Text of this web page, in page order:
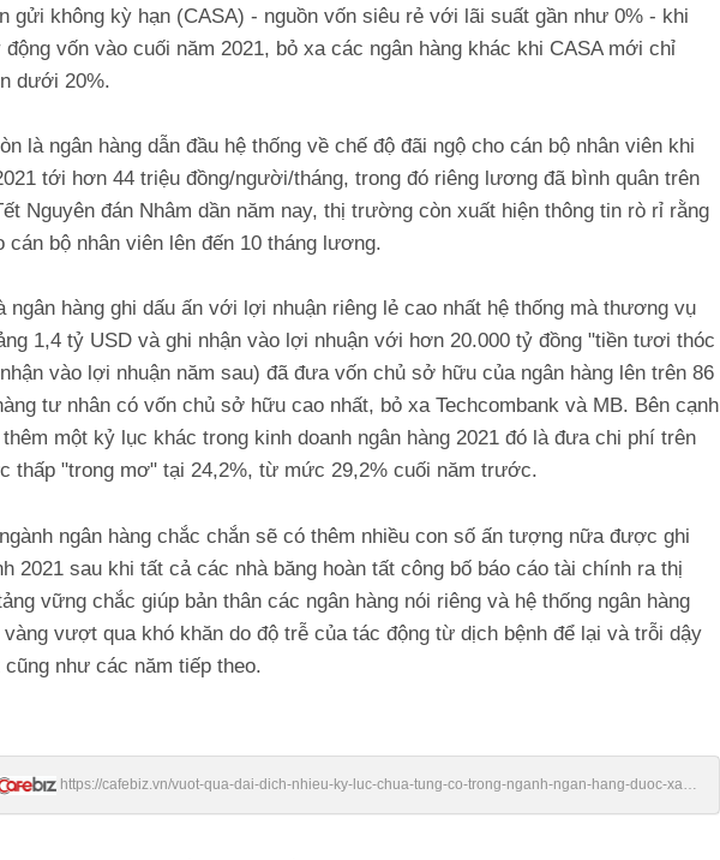
gửi không kỳ hạn (CASA) - nguồn vốn siêu rẻ với lãi suất gần như 0% - khi
vốn vào cuối năm 2021, bỏ xa các ngân hàng khác khi CASA mới chỉ
dưới 20%.
là ngân hàng dẫn đầu hệ thống về chế độ đãi ngộ cho cán bộ nhân viên khi
tới hơn 44 triệu đồng/người/tháng, trong đó riêng lương đã bình quân trên
Nguyên đán Nhâm dần năm nay, thị trường còn xuất hiện thông tin rò rỉ rằng
cán bộ nhân viên lên đến 10 tháng lương.
ngân hàng ghi dấu ấn với lợi nhuận riêng lẻ cao nhất hệ thống mà thương vụ
1,4 tỷ USD và ghi nhận vào lợi nhuận với hơn 20.000 tỷ đồng "tiền tươi thóc
vào lợi nhuận năm sau) đã đưa vốn chủ sở hữu của ngân hàng lên trên 86
tư nhân có vốn chủ sở hữu cao nhất, bỏ xa Techcombank và MB. Bên cạnh
một kỷ lục khác trong kinh doanh ngân hàng 2021 đó là đưa chi phí trên
thấp "trong mơ" tại 24,2%, từ mức 29,2% cuối năm trước.
ngân hàng chắc chắn sẽ có thêm nhiều con số ấn tượng nữa được ghi
2021 sau khi tất cả các nhà băng hoàn tất công bố báo cáo tài chính ra thị
vững chắc giúp bản thân các ngân hàng nói riêng và hệ thống ngân hàng
vượt qua khó khăn do độ trễ của tác động từ dịch bệnh để lại và trỗi dậy
như các năm tiếp theo.
https://cafebiz.vn/vuot-qua-dai-dich-nhieu-ky-luc-chua-tung-co-trong-nganh-ngan-hang-duoc-xac-